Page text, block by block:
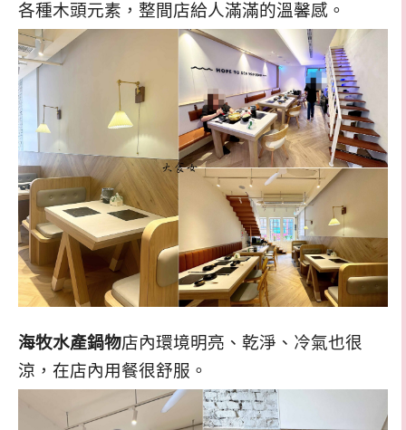
各種木頭元素，整間店給人滿滿的溫馨感。
海牧水產鍋物店內環境明亮、乾淨、冷氣也很
涼，在店內用餐很舒服。